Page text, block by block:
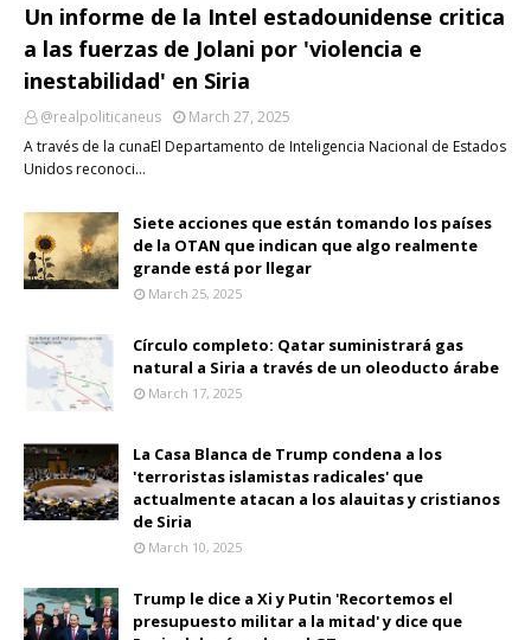
Un informe de la Intel estadounidense critica
a las fuerzas de Jolani por 'violencia e
inestabilidad' en Siria
@realpoliticaneus
March 27, 2025
A través de la cunaEl Departamento de Inteligencia Nacional de Estados
Unidos reconoci…
Siete acciones que están tomando los países
de la OTAN que indican que algo realmente
grande está por llegar
March 25, 2025
Círculo completo: Qatar suministrará gas
natural a Siria a través de un oleoducto árabe
March 17, 2025
La Casa Blanca de Trump condena a los
'terroristas islamistas radicales' que
actualmente atacan a los alauitas y cristianos
de Siria
March 10, 2025
Trump le dice a Xi y Putin 'Recortemos el
presupuesto militar a la mitad' y dice que